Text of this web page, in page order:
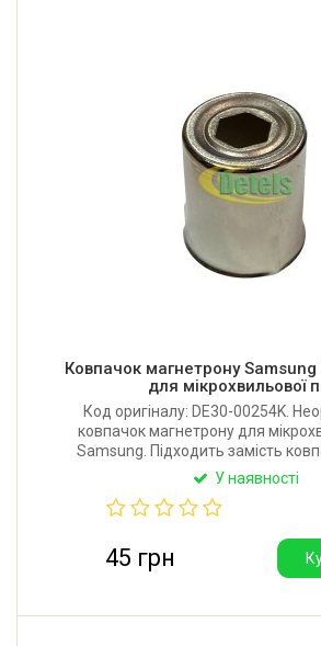
Ковпачок магнетрону
для мікрохвильової
Код оригіналу: DE30-00254K.
ковпачок магнетрону для
Samsung. Підходить замість
зразка із округленими краями.
У наявності
45 грн